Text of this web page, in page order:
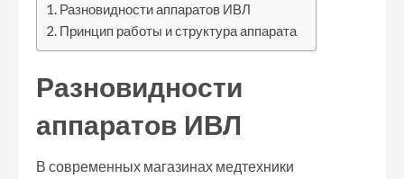
Разновидности аппаратов ИВЛ
Принцип работы и структура аппарата
Разновидности
аппаратов ИВЛ
В современных магазинах медтехники